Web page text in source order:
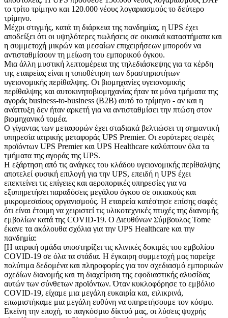
το τρίτο τρίμηνο και 120.000 νέους λογαριασμούς το δεύτερο
τρίμηνο.
Μέχρι στιγμής, κατά τη διάρκεια της πανδημίας, η UPS έχει
αποδείξει ότι οι υψηλότερες πωλήσεις σε οικιακά καταστήματα και
η συμμετοχή μικρών και μεσαίων επιχειρήσεων μπορούν να
αντισταθμίσουν τη μείωση του εμπορικού όγκου.
Μια άλλη μυστική λεπτομέρεια της τηλεδιάσκεψης για τα κέρδη
της εταιρείας είναι η τοποθέτηση των δραστηριοτήτων
υγειονομικής περίθαλψης. Οι βιομηχανίες υγειονομικής
περίθαλψης και αυτοκινητοβιομηχανίας ήταν τα μόνα τμήματα της
αγοράς business-to-business (B2B) αυτό το τρίμηνο - αν και η
ανάπτυξη δεν ήταν αρκετή για να αντισταθμίσει την πτώση στον
βιομηχανικό τομέα.
Ο γίγαντας των μεταφορών έχει σταδιακά βελτιώσει τη σημαντική
υπηρεσία ιατρικής μεταφοράς UPS Premier. Οι ευρύτερες σειρές
προϊόντων UPS Premier και UPS Healthcare καλύπτουν όλα τα
τμήματα της αγοράς της UPS.
Η εξάρτηση από τις ανάγκες του κλάδου υγειονομικής περίθαλψης
αποτελεί φυσική επιλογή για την UPS, επειδή η UPS έχει
επεκτείνει τις επίγειες και αεροπορικές υπηρεσίες για να
εξυπηρετήσει παραδόσεις μεγάλου όγκου σε οικιακούς και
μικρομεσαίους οργανισμούς. Η εταιρεία κατέστησε επίσης σαφές
ότι είναι έτοιμη να χειριστεί τις υλικοτεχνικές πτυχές της διανομής
εμβολίων κατά της COVID-19. Ο Διευθύνων Σύμβουλος Tome
έκανε τα ακόλουθα σχόλια για την UPS Healthcare και την
πανδημία:
[Η ιατρική ομάδα υποστηρίζει τις κλινικές δοκιμές του εμβολίου
COVID-19 σε όλα τα στάδια. Η έγκαιρη συμμετοχή μας παρείχε
πολύτιμα δεδομένα και πληροφορίες για τον σχεδιασμό εμπορικών
σχεδίων διανομής και τη διαχείριση της εφοδιαστικής αλυσίδας
αυτών των σύνθετων προϊόντων. Όταν κυκλοφόρησε το εμβόλιο
COVID-19, είχαμε μια μεγάλη ευκαιρία και, ειλικρινά,
επωμιστήκαμε μια μεγάλη ευθύνη να υπηρετήσουμε τον κόσμο.
Εκείνη την εποχή, το παγκόσμιο δίκτυό μας, οι λύσεις ψυχρής